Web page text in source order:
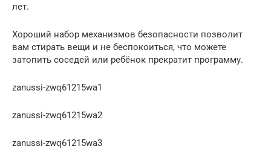
лет.
Хороший набор механизмов безопасности позволит
вам стирать вещи и не беспокоиться, что можете
затопить соседей или ребёнок прекратит программу.
zanussi-zwq61215wa1
zanussi-zwq61215wa2
zanussi-zwq61215wa3